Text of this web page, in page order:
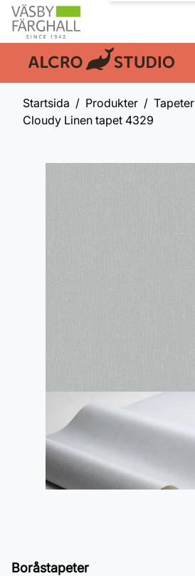
En del av:
Startsida Produkter Tapeter
Cloudy Linen tapet 4329
Boråstapeter